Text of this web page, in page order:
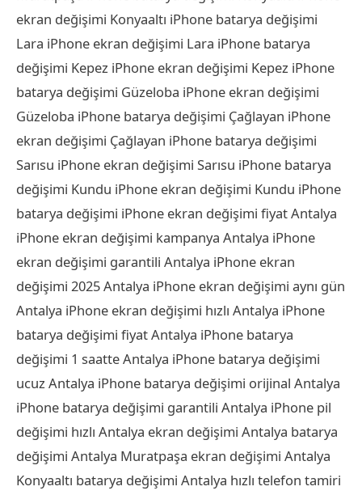
ekran değişimi Konyaaltı iPhone batarya değişimi
Lara iPhone ekran değişimi Lara iPhone batarya
değişimi Kepez iPhone ekran değişimi Kepez iPhone
batarya değişimi Güzeloba iPhone ekran değişimi
Güzeloba iPhone batarya değişimi Çağlayan iPhone
ekran değişimi Çağlayan iPhone batarya değişimi
Sarısu iPhone ekran değişimi Sarısu iPhone batarya
değişimi Kundu iPhone ekran değişimi Kundu iPhone
batarya değişimi iPhone ekran değişimi fiyat Antalya
iPhone ekran değişimi kampanya Antalya iPhone
ekran değişimi garantili Antalya iPhone ekran
değişimi 2025 Antalya iPhone ekran değişimi aynı gün
Antalya iPhone ekran değişimi hızlı Antalya iPhone
batarya değişimi fiyat Antalya iPhone batarya
değişimi 1 saatte Antalya iPhone batarya değişimi
ucuz Antalya iPhone batarya değişimi orijinal Antalya
iPhone batarya değişimi garantili Antalya iPhone pil
değişimi hızlı Antalya ekran değişimi Antalya batarya
değişimi Antalya Muratpaşa ekran değişimi Antalya
Konyaaltı batarya değişimi Antalya hızlı telefon tamiri